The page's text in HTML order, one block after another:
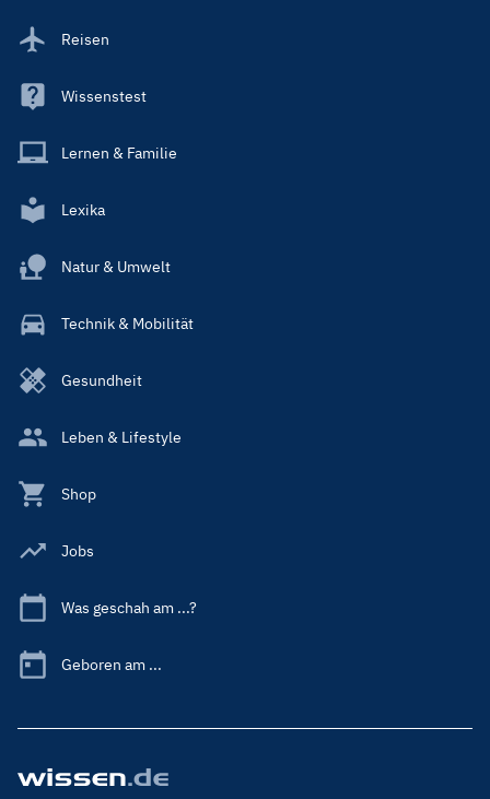
Reisen
Wissenstest
Lernen & Familie
Lexika
Natur & Umwelt
Technik & Mobilität
Gesundheit
Leben & Lifestyle
Shop
Jobs
Was geschah am ...?
Geboren am ...